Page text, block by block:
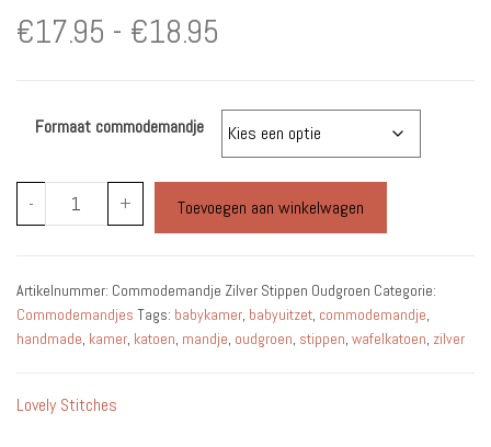
€17.95 - €18.95
tot
€18.95
Formaat commodemandje
-
Commodemandje
Zilver
aantal
+ Toevoegen aan winkelwagen
Artikelnummer: Commodemandje Zilver Stippen Oudgroen Categorie:
Commodemandjes Tags: babykamer babyuitzet commodemandje
handmade kamer katoen mandje oudgroen stippen wafelkatoen zilver
Lovely Stitches